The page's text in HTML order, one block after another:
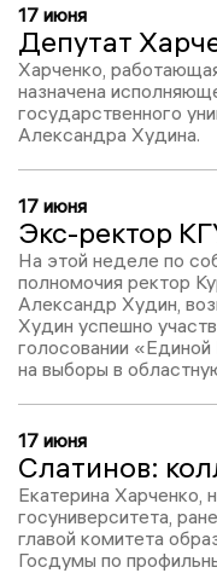
17 июня
Харченко,
назначена
государственного
Александра Худина.
17 июня
На этой неделе по
полномочия ректор
Александр Худин,
Худин успешно
голосовании
на выборы в
17 июня
Екатерина Харченко,
госуниверситета,
главой комитета
Госдумы по